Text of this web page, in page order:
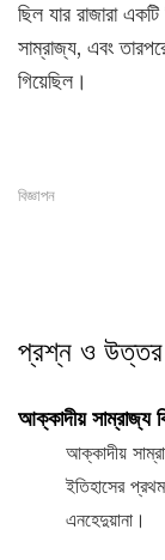
ছিল যার রাজারা
সাম্রাজ্য, এবং
গিয়েছিল।
বিজ্ঞাপন
প্রশ্ন ও উত্তর
আক্কাদীয় সাম্রাজ্য
আক্কাদীয়
ইতিহাসের
এনহেদুয়ানা।